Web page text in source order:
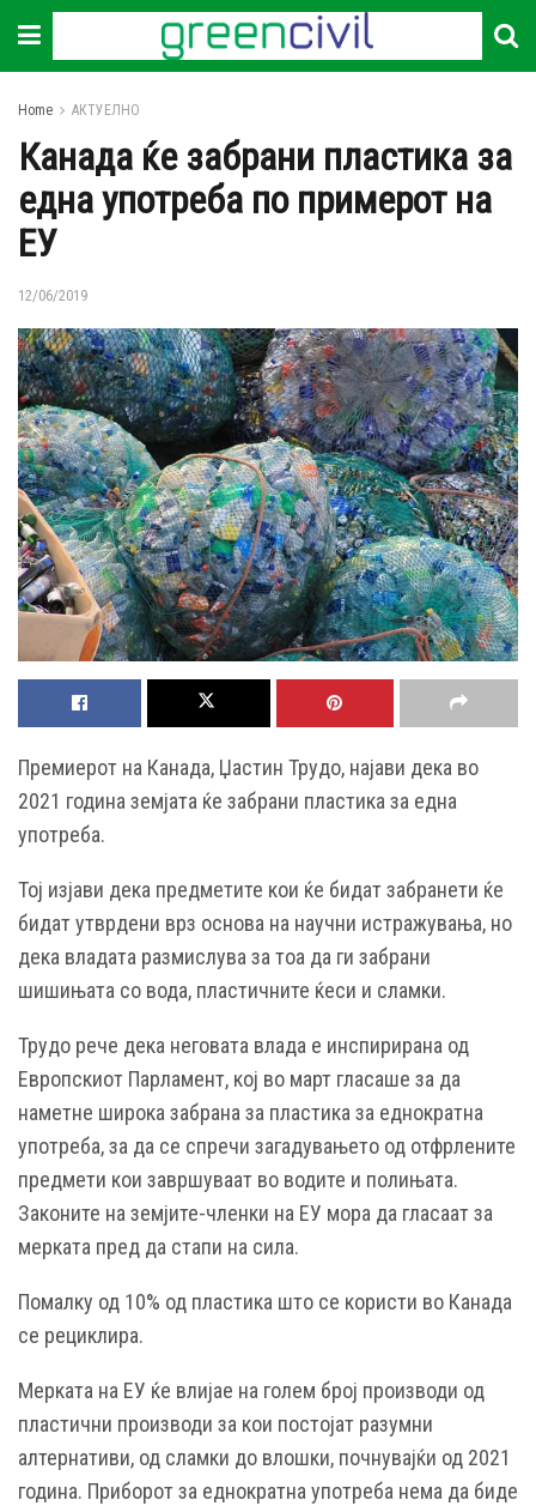
Home АКТУЕЛНО
Канада ќе забрани пластика за
една употреба по примерот на
ЕУ
12/06/2019
Премиерот на Канада, Џастин Трудо, најави дека во
2021 година земјата ќе забрани пластика за една
употреба.
Тој изјави дека предметите кои ќе бидат забранети ќе
бидат утврдени врз основа на научни истражувања, но
дека владата размислува за тоа да ги забрани
шишињата со вода, пластичните ќеси и сламки.
Трудо рече дека неговата влада е инспирирана од
Европскиот Парламент, кој во март гласаше за да
наметне широка забрана за пластика за еднократна
употреба, за да се спречи загадувањето од отфрлените
предмети кои завршуваат во водите и полињата.
Законите на земјите-членки на ЕУ мора да гласаат за
мерката пред да стапи на сила.
Помалку од 10% од пластика што се користи во Канада
се рециклира.
Мерката на ЕУ ќе влијае на голем број производи од
пластични производи за кои постојат разумни
алтернативи, од сламки до влошки, почнувајќи од 2021
година. Приборот за еднократна употреба нема да биде